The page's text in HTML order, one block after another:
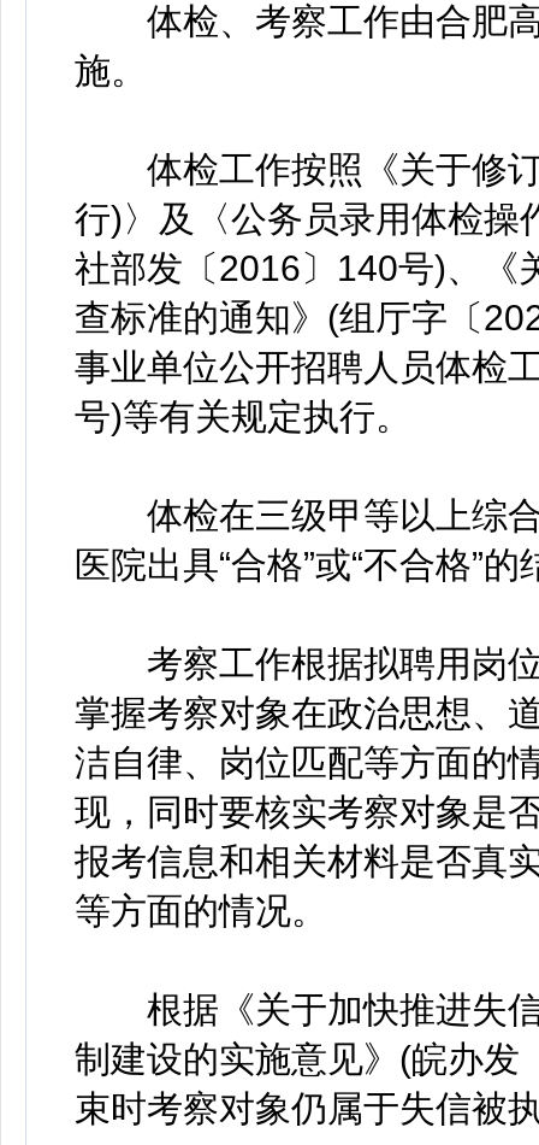
体检、考察工作由合肥高
施。
体检工作按照《关于修订
行)〉及〈公务员录用体检操
社部发〔2016〕140号)、《
查标准的通知》(组厅字〔
事业单位公开招聘人员体检
号)等有关规定执行。
体检在三级甲等以上综合
医院出具“合格”或“不合格”
考察工作根据拟聘用岗位
掌握考察对象在政治思想、
洁自律、岗位匹配等方面的
现，同时要核实考察对象是
报考信息和相关材料是否真
等方面的情况。
根据《关于加快推进失信
制建设的实施意见》(皖办发
束时考察对象仍属于失信被